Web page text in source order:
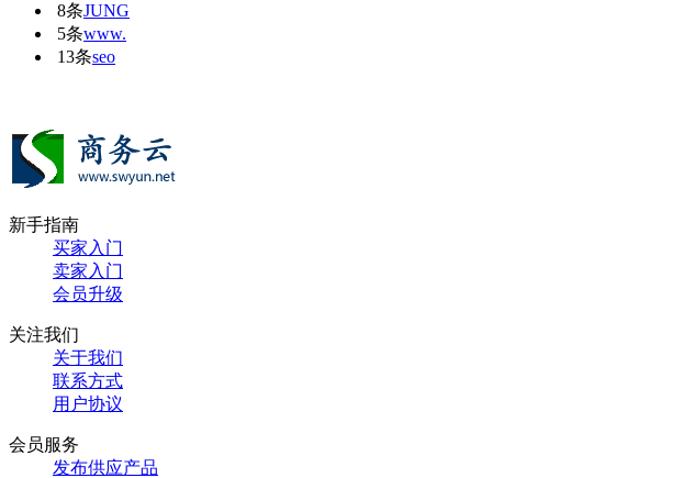
8条JUNG
5条www.
13条seo
新手指南
买家入门
卖家入门
会员升级
关注我们
关于我们
联系方式
用户协议
会员服务
发布供应产品